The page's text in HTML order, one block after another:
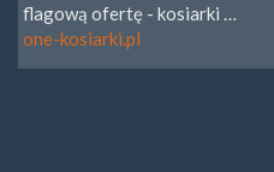
flagową ofertę - kosiarki …
one-kosiarki.pl